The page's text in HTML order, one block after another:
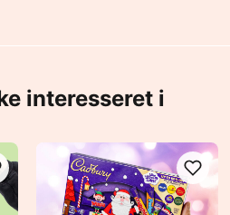
interesseret i